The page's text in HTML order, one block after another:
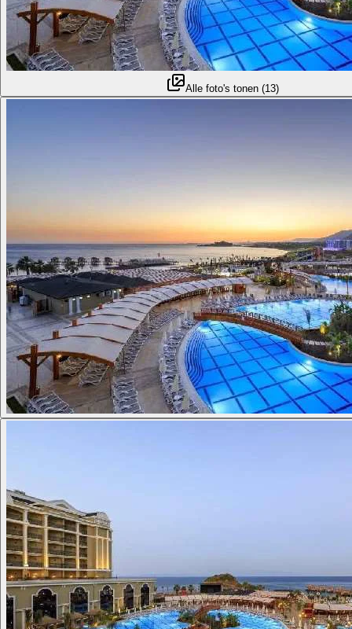
Alle foto's tonen(13)